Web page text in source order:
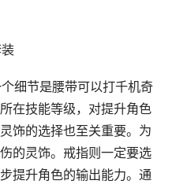
细节是腰带可以打千机奇
在技能等级，对提升角色
饰的选择也至关重要。为
的灵饰。戒指则一定要选
提升角色的输出能力。通